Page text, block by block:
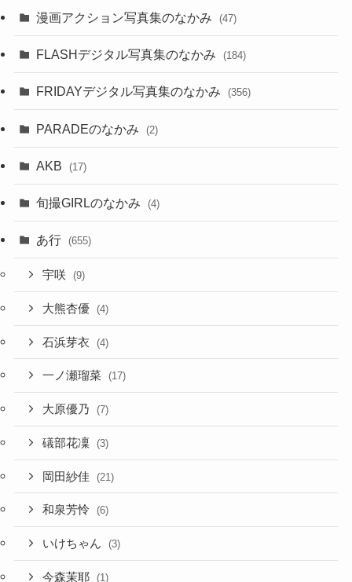
漫画アクション写真集のなかみ (47)
FLASHデジタル写真集のなかみ (184)
FRIDAYデジタル写真集のなかみ (356)
PARADEのなかみ (2)
AKB (17)
旬撮GIRLのなかみ (4)
あ行 (655)
宇咲 (9)
大熊杏優 (4)
石浜芽衣 (4)
一ノ瀬瑠菜 (17)
大原優乃 (7)
礒部花凜 (3)
岡田紗佳 (21)
和泉芳怜 (6)
いけちゃん (3)
今森茉耶 (1)